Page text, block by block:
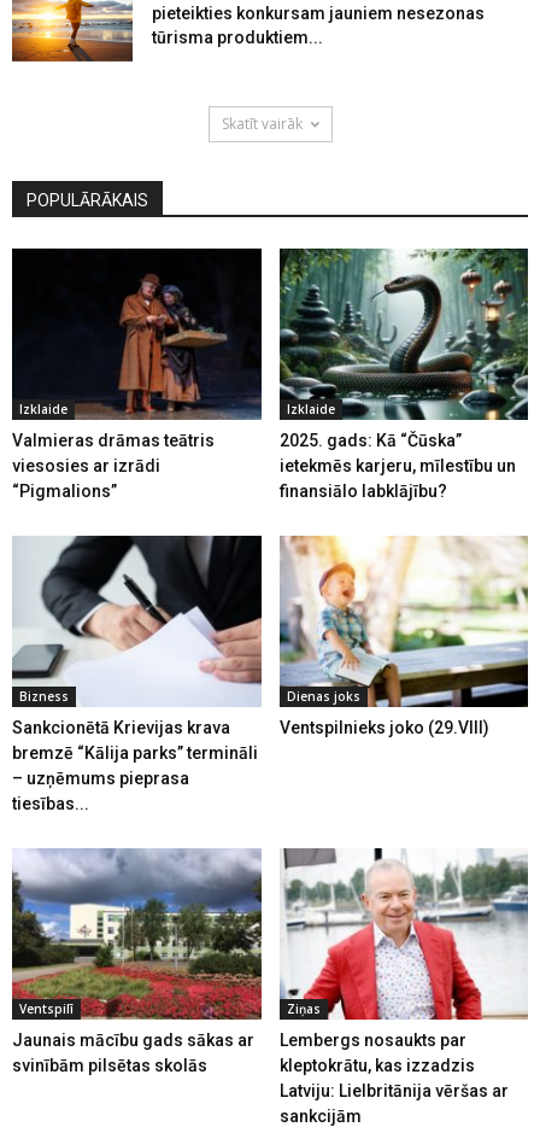
pieteikties konkursam jauniem nesezonas
tūrisma produktiem...
Skatīt vairāk
POPULĀRĀKAIS
Izklaide
Valmieras drāmas teātris
viesosies ar izrādi
“Pigmalions”
Izklaide
2025. gads: Kā “Čūska”
ietekmēs karjeru, mīlestību un
finansiālo labklājību?
Bizness
Sankcionētā Krievijas krava
bremzē “Kālija parks” termināli
– uzņēmums pieprasa
tiesības...
Dienas joks
Ventspilnieks joko (29.VIII)
Ventspilī
Jaunais mācību gads sākas ar
svinībām pilsētas skolās
Ziņas
Lembergs nosaukts par
kleptokrātu, kas izzadzis
Latviju: Lielbritānija vēršas ar
sankcijām